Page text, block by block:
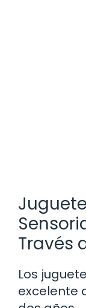
Través
Los
excelente